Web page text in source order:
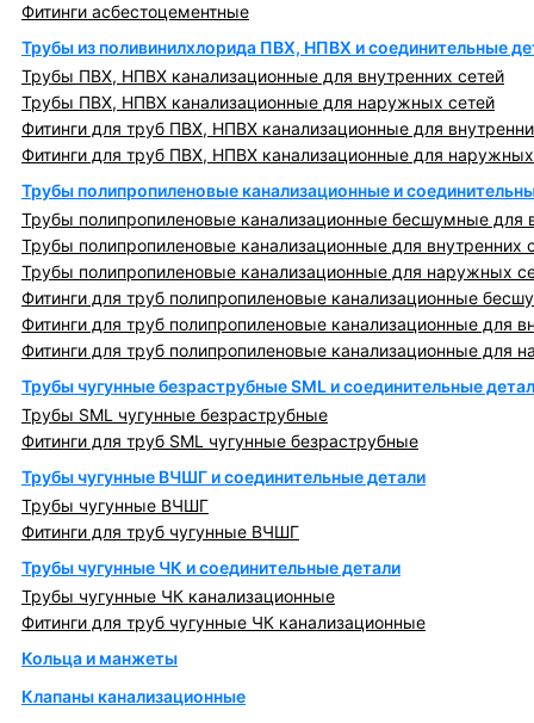
Фитинги асбестоцементные
Трубы из поливинилхлорида ПВХ, НПВХ и соединительные
Трубы ПВХ, НПВХ канализационные для внутренних сетей
Трубы ПВХ, НПВХ канализационные для наружных сетей
Фитинги для труб ПВХ, НПВХ канализационные для
Фитинги для труб ПВХ, НПВХ канализационные для
Трубы полипропиленовые канализационные и
Трубы полипропиленовые канализационные бесшумные для
Трубы полипропиленовые канализационные для внутренних
Трубы полипропиленовые канализационные для наружных
Фитинги для труб полипропиленовые канализационные
Фитинги для труб полипропиленовые канализационные для
Фитинги для труб полипропиленовые канализационные для
Трубы чугунные безраструбные SML и соединительные
Трубы SML чугунные безраструбные
Фитинги для труб SML чугунные безраструбные
Трубы чугунные ВЧШГ и соединительные детали
Трубы чугунные ВЧШГ
Фитинги для труб чугунные ВЧШГ
Трубы чугунные ЧК и соединительные детали
Трубы чугунные ЧК канализационные
Фитинги для труб чугунные ЧК канализационные
Кольца и манжеты
Клапаны канализационные